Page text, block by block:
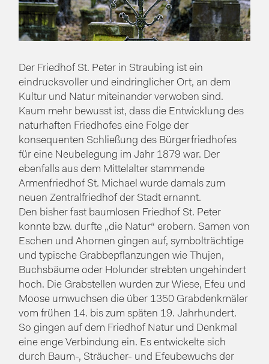
Der Friedhof St. Peter in Straubing ist ein
eindrucksvoller und eindringlicher Ort, an dem
Kultur und Natur miteinander verwoben sind.
Kaum mehr bewusst ist, dass die Entwicklung des
naturhaften Friedhofes eine Folge der
konsequenten Schließung des Bürgerfriedhofes
für eine Neubelegung im Jahr 1879 war. Der
ebenfalls aus dem Mittelalter stammende
Armenfriedhof St. Michael wurde damals zum
neuen Zentralfriedhof der Stadt ernannt.
Den bisher fast baumlosen Friedhof St. Peter
konnte bzw. durfte „die Natur“ erobern. Samen von
Eschen und Ahornen gingen auf, symbolträchtige
und typische Grabbepflanzungen wie Thujen,
Buchsbäume oder Holunder strebten ungehindert
hoch. Die Grabstellen wurden zur Wiese, Efeu und
Moose umwuchsen die über 1350 Grabdenkmäler
vom frühen 14. bis zum späten 19. Jahrhundert.
So gingen auf dem Friedhof Natur und Denkmal
eine enge Verbindung ein. Es entwickelte sich
durch Baum-, Sträucher- und Efeubewuchs der